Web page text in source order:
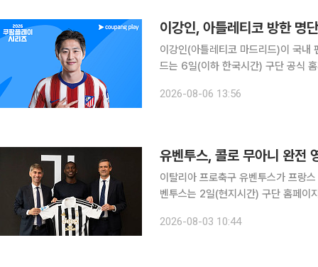
이강인, 아틀레티코 방한 명
이강인(아틀레티코 마드리드)이 국내 팬들 앞
드는 6일(이하 한국시간) 구단 공식
2026-08-06 13:56
유벤투스, 콜로 무아니 완
이탈리아 프로축구 유벤투스가 프랑
벤투스는 2일(현지시간) 구단 홈페이
3800만 유로(약 630억 원)다. 이적
2026-08-03 10:44